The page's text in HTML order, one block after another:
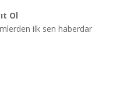
Ol
ilk sen haberdar